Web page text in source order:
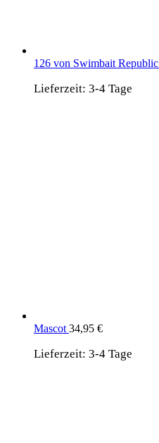
126 von Swimbait Republic
Lieferzeit: 3-4 Tage
Mascot 34,95 €
Lieferzeit: 3-4 Tage